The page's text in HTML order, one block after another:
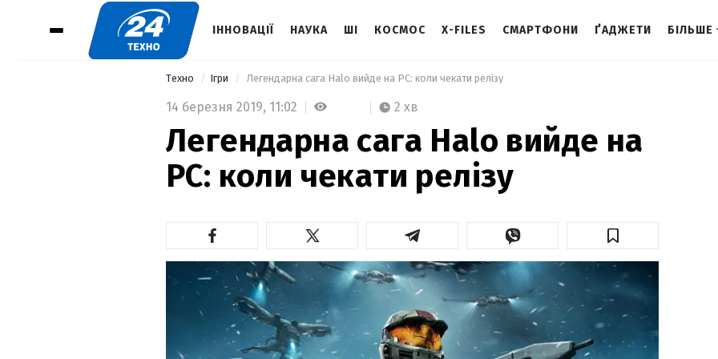
ІННОВАЦІЇ НАУКА ШІ КОСМОС X-FILES СМАРТФОНИ ҐАДЖЕТИ БІЛЬШЕ
Техно Ігри Легендарна сага Halo вийде на PC: коли чекати релізу
14 березня 2019, 11:02 2 хв
Легендарна сага Halo вийде на
PC: коли чекати релізу